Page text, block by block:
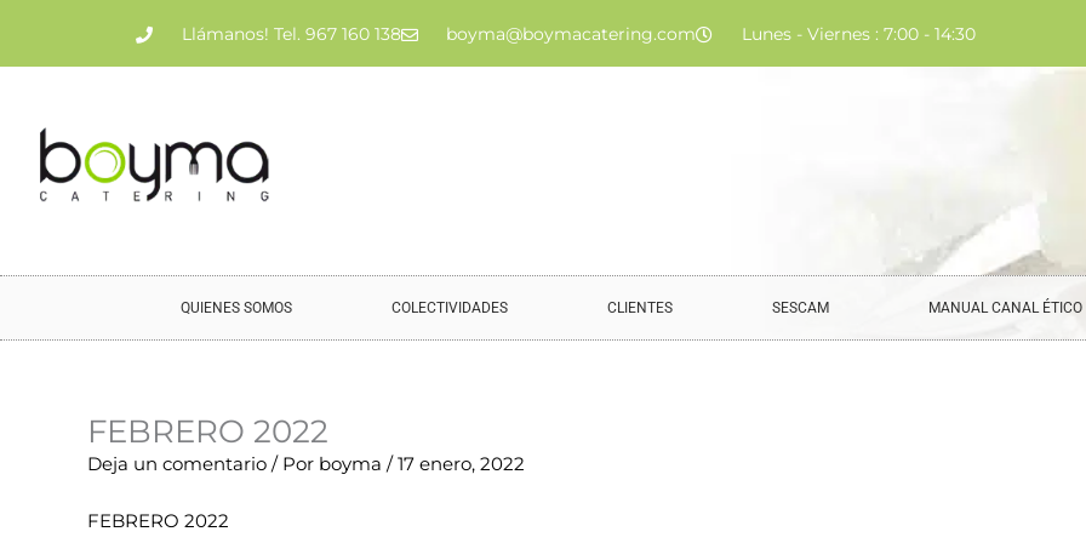
al
Llámanos! Tel. 967 160 138 boyma@boymacatering.com Lunes - Viernes : 7:00 - 14:30
QUIENES SOMOS COLECTIVIDADES CLIENTES SESCAM MANUAL CANAL ÉTICO
FEBRERO 2022
Deja un comentario / Por boyma /17 enero, 2022
FEBRERO 2022
Nombre*
Correo
electrónico*
Web